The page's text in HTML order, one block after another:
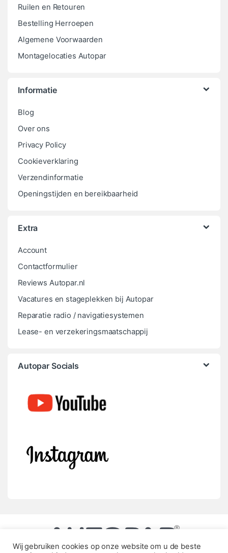
Ruilen en Retouren
Bestelling Herroepen
Algemene Voorwaarden
Montagelocaties Autopar
Informatie
Blog
Over ons
Privacy Policy
Cookieverklaring
Verzendinformatie
Openingstijden en bereikbaarheid
Extra
Account
Contactformulier
Reviews Autopar.nl
Vacatures en stageplekken bij Autopar
Reparatie radio / navigatiesystemen
Lease- en verzekeringsmaatschappij
Autopar Socials
Wij gebruiken cookies op onze website om u de beste